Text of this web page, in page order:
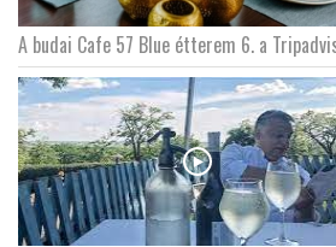
A budai Cafe 57 Blue étterem 6. a